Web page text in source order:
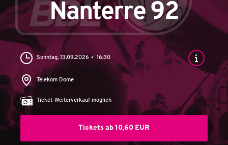
Nanterre 92
Sonntag, 13.09.2026 16:30
Telekom Dome
Ticket-Weiterverkauf möglich
Tickets ab 10,60 EUR